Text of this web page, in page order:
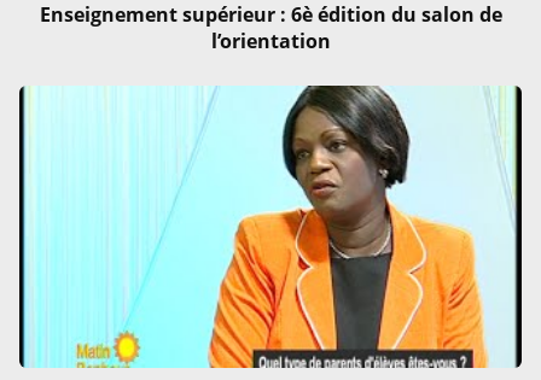
Enseignement supérieur : 6è édition du salon de
l’orientation